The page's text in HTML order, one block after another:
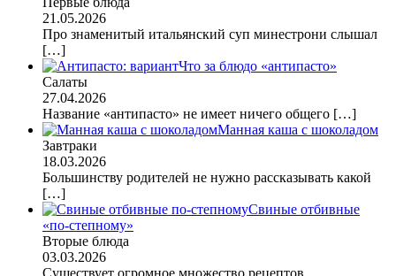
21.05.2026
Про знаменитый итальянский суп минестрони слышал
[…]
Что за блюдо «антипасто»
Салаты
27.04.2026
Название «антипасто» не имеет ничего общего […]
Манная каша с шоколадом
Завтраки
18.03.2026
Большинству родителей не нужно рассказывать какой
[…]
Свиные отбивные
«по-степному»
Вторые блюда
03.03.2026
Существует огромное множество рецептов